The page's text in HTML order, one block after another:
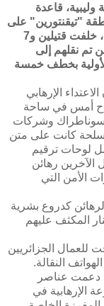
قاعدة
"تيقنتورين" على
بعد 40 كلم من مدينة عين أمناس بولاية اليزي، خلفت قتيلين و7
‬تم‮ ‬نقلهم‮ ‬إلى‮
‬بخطف‮ ‬خمسة‮
الإرهابي
أمس في ساحة
سوناطراك وشركات
كانت على متن
‬لوحات‮ ‬ترقيم‮
‬الآخرين‮ ‬رهائن‮
‬الأمن‮ ‬التي‮
‬كدروع‮ ‬بشرية‮
‬المكثف‮ ‬عليهم‮
للعمال الجزائريين
النقالة.
دعمت عناصر
الإرهابية في